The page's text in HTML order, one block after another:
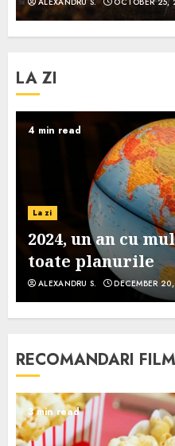
LA ZI
4 min read
La zi
2024, un an cu
toate planurile
ALEXANDRU S. DECEMBER
RECOMANDARI
3 min read